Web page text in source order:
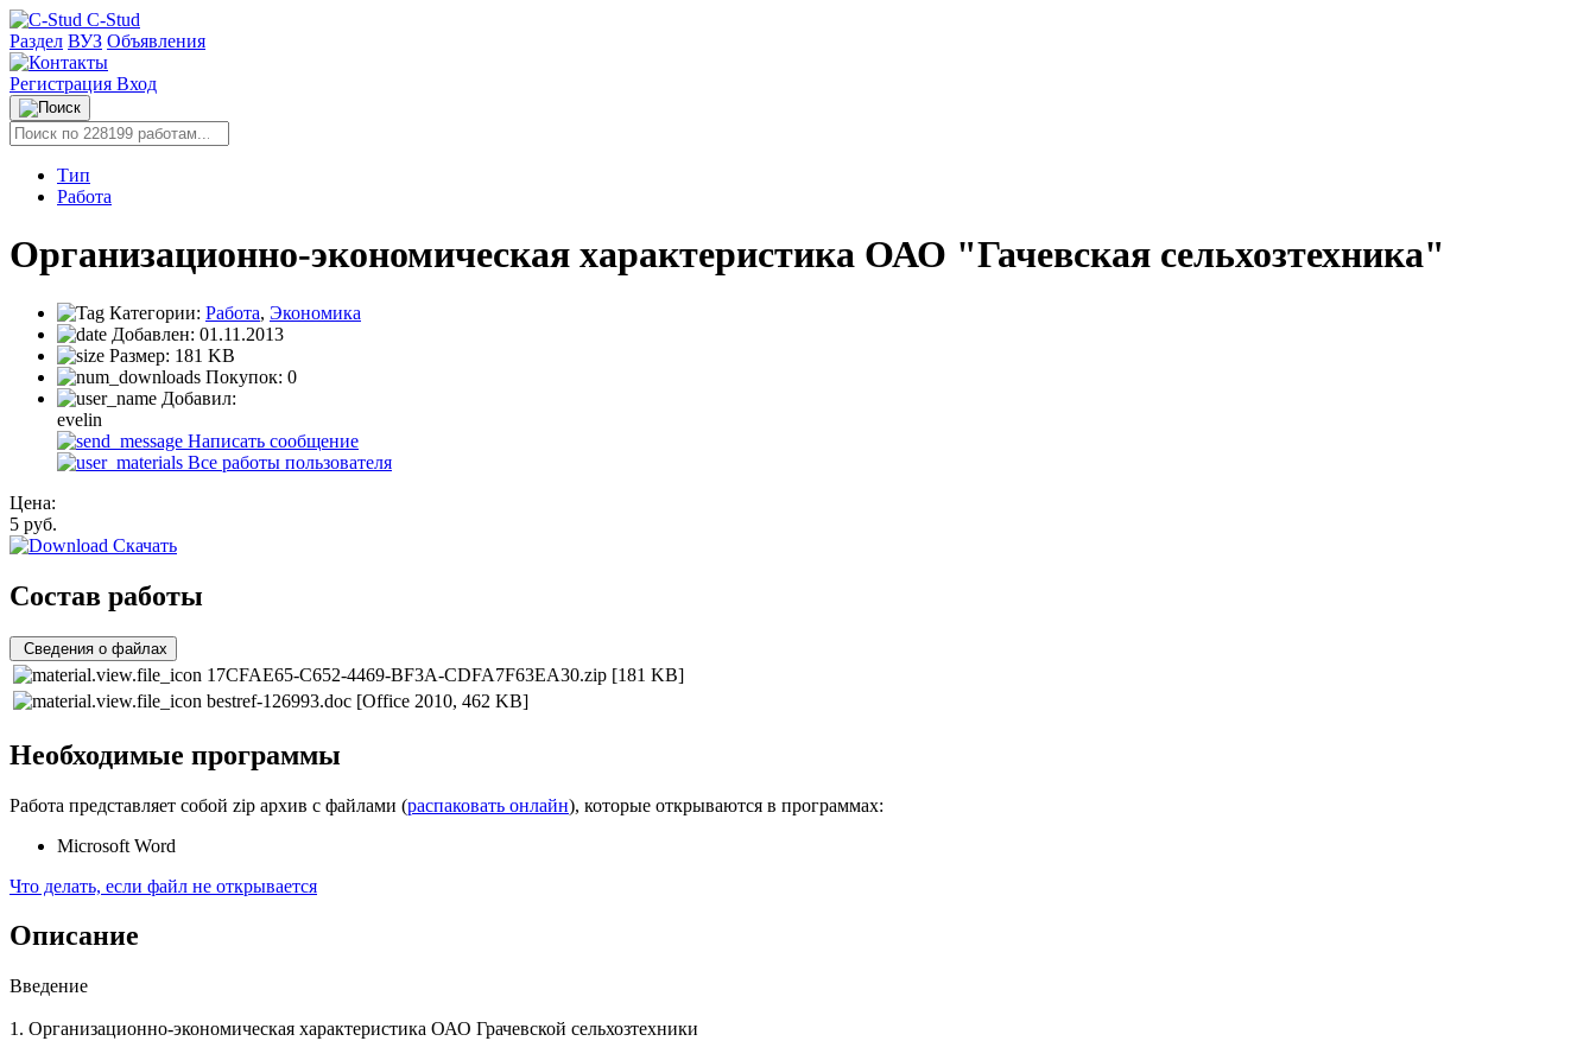
C-Stud
Раздел ВУЗ Объявления
Регистрация Вход
Тип
Работа
Организационно-экономическая характеристика ОАО "Гачевская сельхозтехника"
Категории: Работа, Экономика
Добавлен: 01.11.2013
Размер: 181 KB
Покупок: 0
Добавил:
evelin
Написать сообщение
Все работы пользователя
Цена:
5 руб.
Скачать
Состав работы
Сведения о файлах
17CFAE65-C652-4469-BF3A-CDFA7F63EA30.zip [181 KB]
bestref-126993.doc [Office 2010, 462 KB]
Необходимые программы
Работа представляет собой zip архив с файлами (распаковать онлайн), которые открываются в программах:
Microsoft Word
Что делать, если файл не открывается
Описание
Введение
1. Организационно-экономическая характеристика ОАО Грачевской сельхозтехники